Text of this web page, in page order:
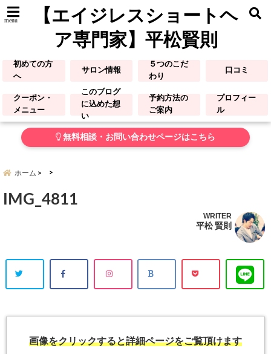
menu
【エイジレスショートヘ
ア専門家】平松賢則
初めての方
へ
サロン情報
５つのこだ
わり
口コミ
クーポン・
メニュー
このブログ
に込めた想
い
予約方法の
ご案内
プロフィー
ル
無料相談・お問い合わせページはこちら
ホーム
IMG_4811
WRITER
平松 賢則
画像をクリックすると詳細ページをご覧頂けます